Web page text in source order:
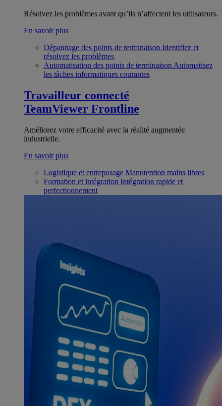
Résolvez les problèmes avant qu’ils n’affectent les utilisateurs.
En savoir plus
Dépannage des points de terminaison Identifiez et
résolvez les problèmes
Automatisation des points de terminaison Automatisez
les tâches informatiques courantes
Travailleur connecté
TeamViewer Frontline
Améliorez votre efficacité avec la réalité augmentée
industrielle.
En savoir plus
Logistique et entreposage Manutention mains libres
Formation et intégration Intégration rapide et
perfectionnement